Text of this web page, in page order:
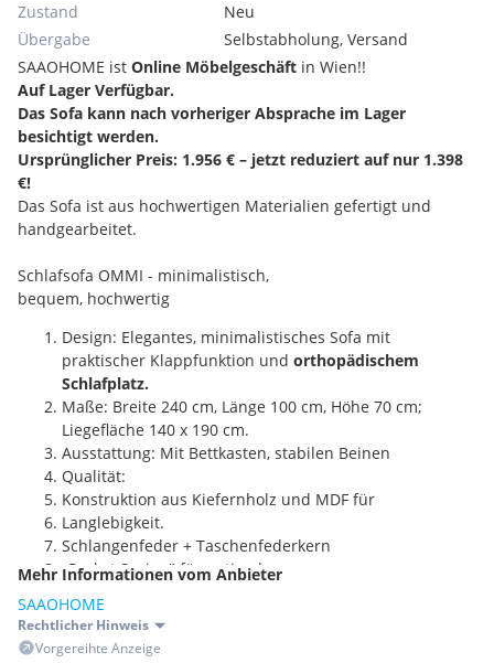
Zustand
Neu
Übergabe
Selbstabholung, Versand
SAAOHOME ist Online Möbelgeschäft in Wien!!
Auf Lager Verfügbar.
Das Sofa kann nach vorheriger Absprache im Lager
besichtigt werden.
Ursprünglicher Preis: 1.956 € – jetzt reduziert auf nur 1.398
€!
Das Sofa ist aus hochwertigen Materialien gefertigt und
handgearbeitet.
Schlafsofa OMMI - minimalistisch,
bequem, hochwertig
Design: Elegantes, minimalistisches Sofa mit
praktischer Klappfunktion und orthopädischem
Schlafplatz.
Maße: Breite 240 cm, Länge 100 cm, Höhe 70 cm;
Liegefläche 140 x 190 cm.
Ausstattung: Mit Bettkasten, stabilen Beinen
Qualität:
Konstruktion aus Kiefernholz und MDF für
Langlebigkeit.
Schlangenfeder + Taschenfederkern
„Pocket Spring" für optimale
Hochdichter Polyurethanschaum für weiches Sitzen.
Stoff Antology, FARBE CREMA
Mehr Informationen vom Anbieter
SAAOHOME
Rechtlicher Hinweis
Vorgereihte Anzeige